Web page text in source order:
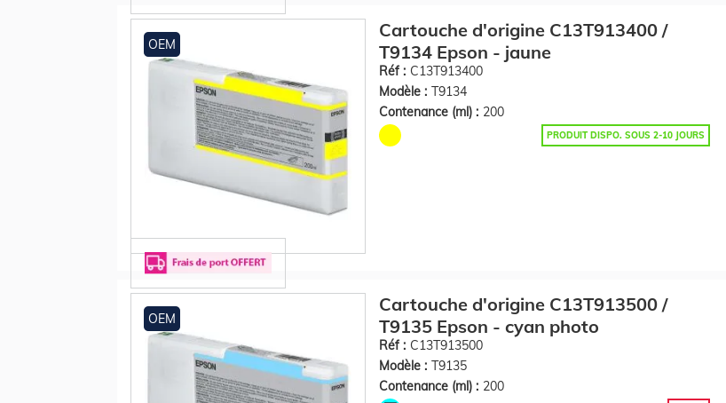
OEM
Cartouche d'origine C13T913400 /
T9134 Epson - jaune
Réf : C13T913400
Modèle : T9134
Contenance (ml) : 200
PRODUIT DISPO. SOUS 2-10 JOURS
OEM
Cartouche d'origine C13T913500 /
T9135 Epson - cyan photo
Réf : C13T913500
Modèle : T9135
Contenance (ml) : 200